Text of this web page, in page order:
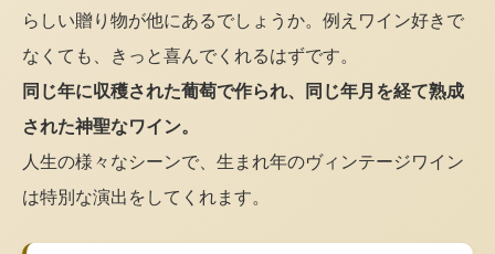
らしい贈り物が他にあるでしょうか。例えワイン好きで
なくても、きっと喜んでくれるはずです。
同じ年に収穫された葡萄で作られ、同じ年月を経て熟成
された神聖なワイン。
人生の様々なシーンで、生まれ年のヴィンテージワイン
は特別な演出をしてくれます。